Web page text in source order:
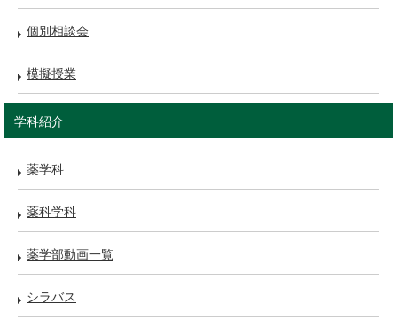
個別相談会
模擬授業
学科紹介
薬学科
薬科学科
薬学部動画一覧
シラバス